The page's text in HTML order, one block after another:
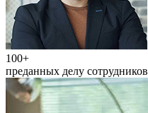
100+
преданных делу сотрудников